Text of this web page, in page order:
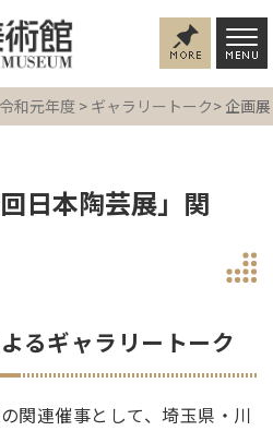
令和元年度 > ギャラリートーク> 企画
日本陶芸展」関
るギャラリートーク
関連催事として、埼玉県・川